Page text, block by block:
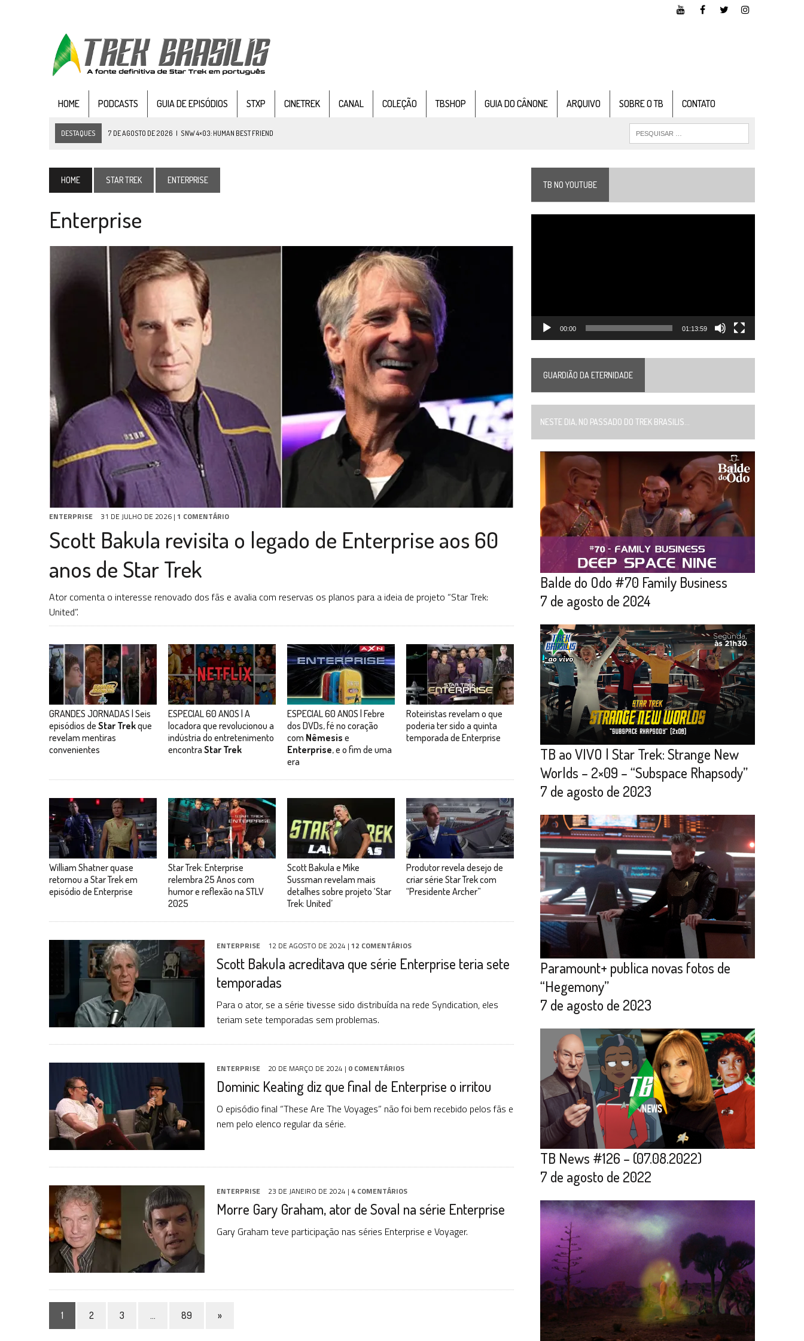
HOME PODCASTS GUIA DE EPISÓDIOS STXP CINETREK CANAL COLEÇÃO TBSHOP GUIA DO CÂNONE ARQUIVO SOBRE O TB CONTATO
DESTAQUES 7 DE AGOSTO DE 2026 | SNW 4×03: HUMAN BEST FRIEND
4 DE AGOSTO DE 2026 | REVISITANDO “HIDE AND Q” (TNG 1×09)
3 DE AGOSTO DE 2026
3 DE AGOSTO DE 2026
TB AO VIVO | STAR TREK: STRANGE NEW WORLDS – “THE GRIFFIN INCIDENT” (4×02)
1 DE AGOSTO DE 2026 | ELENCO DE STRANGE NEW WORLDS ENCARA O FIM DE UMA ERA NA SDCC
31 DE JULHO DE 2026 | GRANDES JORNADAS | QUATRO EPISÓDIOS DE SOBRE DIFERENTES PONTOS DE VISTA
7 DE AGOSTO DE 2026 GRANDES JORNADAS | SEIS EPISÓDIOS DE SOBRE PATERNIDADE
HOME STAR TREK ENTERPRISE
Enterprise
ENTERPRISE 31 DE JULHO DE 2026 | 1 COMENTÁRIO
Scott Bakula revisita o legado de Enterprise aos 60
anos de Star Trek
Ator comenta o interesse renovado dos fãs e avalia com reservas os planos para a ideia de projeto “Star Trek:
United”.
GRANDES JORNADAS | Seis
episódios de Star Trekque
revelam mentiras
convenientes
ESPECIAL 60 ANOS | A
locadora que revolucionou a
indústria do entretenimento
encontraStar Trek
ESPECIAL 60 ANOS | Febre
dos DVDs, fé no coração
com Nêmesis e
Enterprise, e o fim de uma
era
Roteiristas revelam o que
poderia ter sido a quinta
temporada de Enterprise
William Shatner quase
retornou a Star Trek em
episódio de Enterprise
Star Trek: Enterprise
relembra 25 Anos com
humor e reflexão na STLV
2025
Scott Bakula e Mike
Sussman revelam mais
detalhes sobre projeto ‘Star
Trek: United’
Produtor revela desejo de
criar série Star Trek com
“Presidente Archer”
ENTERPRISE 12 DE AGOSTO DE 2024 | 12 COMENTÁRIOS
Scott Bakula acreditava que série Enterprise teria sete
temporadas
Para o ator, se a série tivesse sido distribuída na rede Syndication, eles
teriam sete temporadas sem problemas.
ENTERPRISE 20 DE MARÇO DE 2024 | 0 COMENTÁRIOS
Dominic Keating diz que final de Enterprise o irritou
O episódio final “These Are The Voyages” não foi bem recebido pelos fãs e
nem pelo elenco regular da série.
ENTERPRISE 23 DE JANEIRO DE 2024 | 4 COMENTÁRIOS
Morre Gary Graham, ator de Soval na série Enterprise
Gary Graham teve participação nas séries Enterprise e Voyager.
1 2 3 … 89 »
TB NO YOUTUBE
00:00 01:13:59
GUARDIÃO DA ETERNIDADE
NESTE DIA, NO PASSADO DO TREK BRASILIS...
Balde do Odo #70 Family Business
7 de agosto de 2024
TB ao VIVO | Star Trek: Strange New
Worlds – 2×09 – “Subspace Rhapsody”
7 de agosto de 2023
Paramount+ publica novas fotos de
“Hegemony”
7 de agosto de 2023
TB News #126 – (07.08.2022)
7 de agosto de 2022